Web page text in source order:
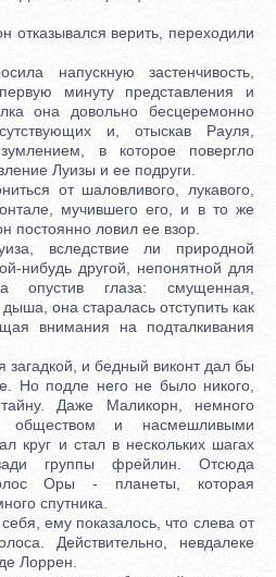
верить, переходили
застенчивость,
минуту представления и
она довольно бесцеремонно
и, отыскав Рауля,
в которое повергло
Луизы и ее подруги.
от шаловливого, лукавого,
мучившего его, и в то же
постоянно ловил ее взор.
ли природной
нибудь другой, непонятной для
опустив глаза: смущенная,
она старалась отступить как
внимания на подталкивания
и бедный виконт дал бы
Но подле него не было никого,
Даже Маликорн, немного
обществом и насмешливыми
круг и стал в нескольких шагах
группы фрейлин. Отсюда
Оры - планеты, которая
спутника.
ему показалось, что слева от
Действительно, невдалеке
Лоррен.